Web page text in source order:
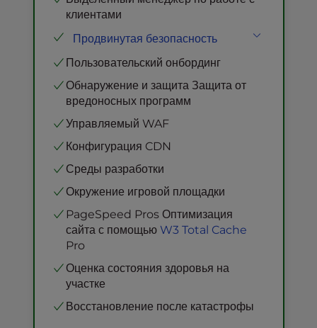
NGINX Обратный прокси
Кэширование объектов Redis
Выделенный пул кэша оперативного
Выделенные работники PHP
клиентами
Продвинутая безопасность
Бесплатный SSL и выделенный IP
Единая аутентификация
Пользовательские правила брандмауэра
Modsec
Corero Защита от DDoS
Усиление безопасности
Пользовательский онбординг
Обнаружение и защита Защита от
вредоносных программ
Управляемый WAF
Конфигурация CDN
Среды разработки
Окружение игровой площадки
PageSpeed Pros Оптимизация
сайта с помощью W3 Total Cache
Pro
Оценка состояния здоровья на
участке
Восстановление после катастрофы